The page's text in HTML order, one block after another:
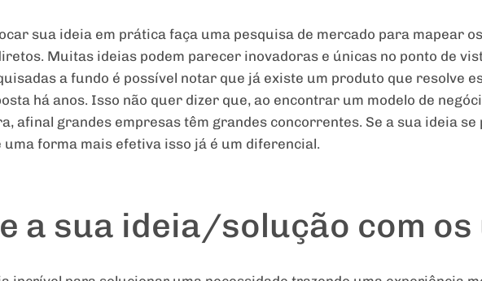
sua ideia em prática faça uma pesquisa de mercado para mapear
Muitas ideias podem parecer inovadoras e únicas no ponto de
a fundo é possível notar que já existe um produto que resolve
há anos. Isso não quer dizer que, ao encontrar um modelo de
afinal grandes empresas têm grandes concorrentes. Se a sua ideia
uma forma mais efetiva isso já é um diferencial.
a sua ideia/solução com